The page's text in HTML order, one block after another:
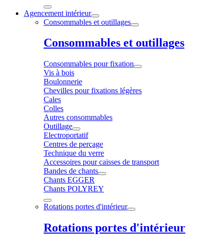
Agencement intérieur
Consommables et outillages
Consommables et outillages
Consommables pour fixation
Vis à bois
Boulonnerie
Chevilles pour fixations légères
Cales
Colles
Autres consommables
Outillage
Electroportatif
Centres de perçage
Technique du verre
Accessoires pour caisses de transport
Bandes de chants
Chants EGGER
Chants POLYREY
Rotations portes d'intérieur
Rotations portes d'intérieur